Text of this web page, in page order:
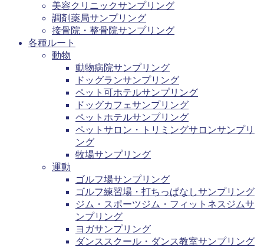
美容クリニックサンプリング
調剤薬局サンプリング
接骨院・整骨院サンプリング
各種ルート
動物
動物病院サンプリング
ドッグランサンプリング
ペット可ホテルサンプリング
ドッグカフェサンプリング
ペットホテルサンプリング
ペットサロン・トリミングサロンサンプリ
ング
牧場サンプリング
運動
ゴルフ場サンプリング
ゴルフ練習場・打ちっぱなしサンプリング
ジム・スポーツジム・フィットネスジムサ
ンプリング
ヨガサンプリング
ダンススクール・ダンス教室サンプリング